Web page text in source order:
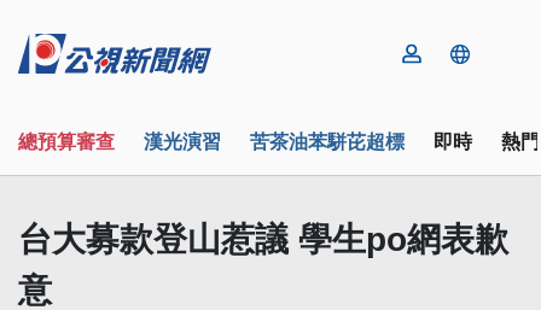
總預算審查 漢光演習 苦茶油苯駢芘超標 即時 熱
台大募款登山惹議 學生po網表歉
意